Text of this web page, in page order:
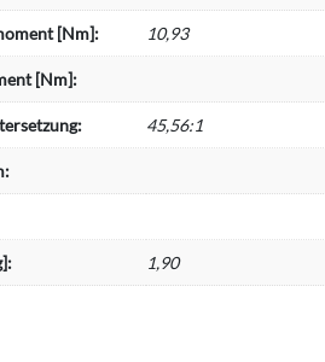
[Nm]: 10,93
[Nm]:
45,56:1
1,90